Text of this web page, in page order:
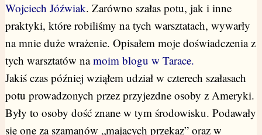
Wojciech Jóźwiak. Zarówno szałas potu, jak i inne
praktyki, które robiliśmy na tych warsztatach, wywarły
na mnie duże wrażenie. Opisałem moje doświadczenia z
tych warsztatów namoim blogu w Tarace.
Jakiś czas później wziąłem udział w czterech szałasach
potu prowadzonych przez przyjezdne osoby z Ameryki.
Były to osoby dość znane w tym środowisku. Podawały
się one za szamanów „mających przekaz” oraz w